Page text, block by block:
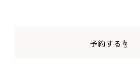
予約する☝️